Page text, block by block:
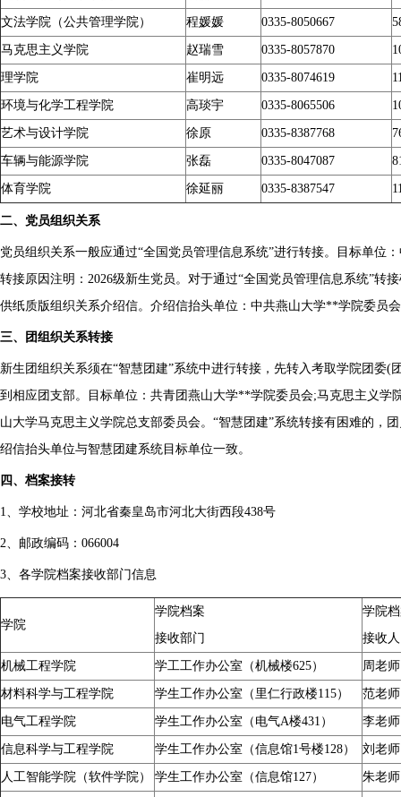
文法学院（公共管理学院） 程媛媛 0335-8050667
马克思主义学院 赵瑞雪 0335-8057870
理学院 崔明远 0335-8074619
环境与化学工程学院 高琰宇 0335-8065506
艺术与设计学院 徐原 0335-8387768
车辆与能源学院 张磊 0335-8047087
体育学院 徐延丽 0335-8387547
二、党员组织关系
党员组织关系一般应通过“全国党员管理信息系统”进行转接。目标单位
转接原因注明：2026级新生党员。对于通过“全国党员管理信息系统”转
供纸质版组织关系介绍信。介绍信抬头单位：中共燕山大学**学院委员
三、团组织关系转接
新生团组织关系须在“智慧团建”系统中进行转接，先转入考取学院团委(
到相应团支部。目标单位：共青团燕山大学**学院委员会;马克思主义学
山大学马克思主义学院总支部委员会。“智慧团建”系统转接有困难的，
绍信抬头单位与智慧团建系统目标单位一致。
四、档案接转
1、学校地址：河北省秦皇岛市河北大街西段438号
2、邮政编码：066004
3、各学院档案接收部门信息
学院
学院档案
接收部门
学院
接收人
机械工程学院 学工工作办公室（机械楼625） 周老师
材料科学与工程学院 学生工作办公室（里仁行政楼115） 范老师
电气工程学院 学生工作办公室（电气A楼431） 李老师
信息科学与工程学院 学生工作办公室（信息馆1号楼128） 刘老师
人工智能学院（软件学院） 学生工作办公室（信息馆127） 朱老师